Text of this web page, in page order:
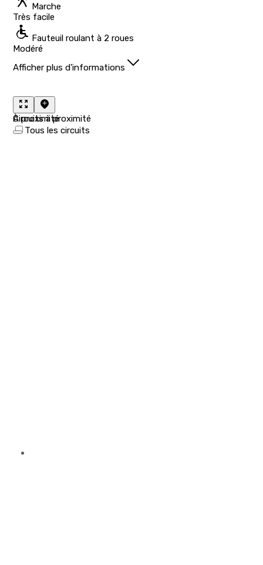
Marche
Très facile
Fauteuil roulant à 2 roues
Modéré
Afficher plus d'informations
À proximité
Circuits à proximité
Tous les circuits